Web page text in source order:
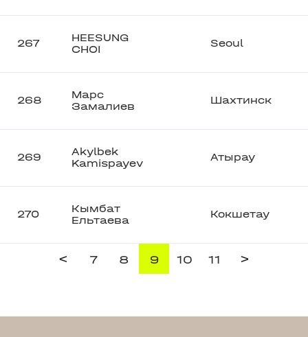
267
HEESUNG
CHOI
Seoul
268
Марс
Замалиев
Шахтинск
269
Akylbek
Kamispayev
Атырау
270
Кымбат
Ельтаева
Кокшетау
< 7 8 9 10 11 >